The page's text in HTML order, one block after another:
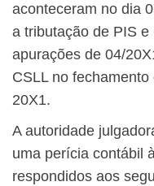
aconteceram no dia
a tributação de PIS
apurações de 04/
CSLL no
20X1.
A autoridade
uma perícia contábil
respondidos aos